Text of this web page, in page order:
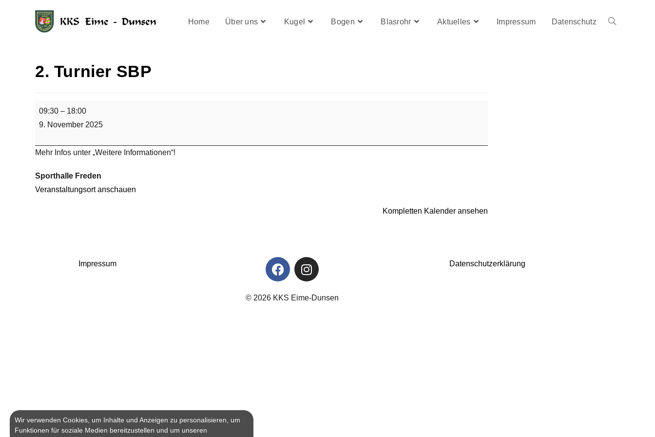
Home Über uns Kugel Bogen Blasrohr Aktuelles Impressum Datenschutz
2. Turnier SBP
09:30 – 18:00
9. November 2025
Mehr Infos unter „Weitere Informationen“!
Sporthalle Freden
Veranstaltungsort anschauen
Kompletten Kalender ansehen
Impressum Datenschutzerklärung
© 2026 KKS Eime-Dunsen
Wir verwenden Cookies, um Inhalte und Anzeigen zu personalisieren, um
Funktionen für soziale Medien bereitzustellen und um unseren